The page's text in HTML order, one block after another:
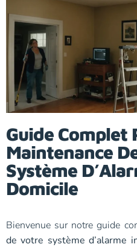
Guide Complet
Maintenance
Système
Domicile
Bienvenue sur notre guide
de votre système d’alarme